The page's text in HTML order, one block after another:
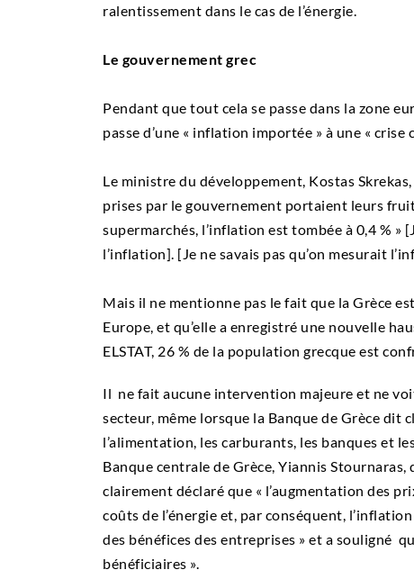
ralentissement dans le cas de l’énergie.
Le gouvernement grec
Pendant que tout cela se passe dans la zone
passe d’une « inflation importée » à une «
Le ministre du développement, Kostas
prises par le gouvernement portaient leurs
supermarchés, l’inflation est tombée à 0,4 % »
l’inflation]. [Je ne savais pas qu’on mesurait
Mais il ne mentionne pas le fait que la Grèce
Europe, et qu’elle a enregistré une nouvelle
ELSTAT, 26 % de la population grecque est
Il ne fait aucune intervention majeure et ne
secteur, même lorsque la Banque de Grèce dit
l’alimentation, les carburants, les banques et
Banque centrale de Grèce, Yiannis
clairement déclaré que « l’augmentation des
coûts de l’énergie et, par conséquent,
des bénéfices des entreprises » et a souligné
bénéficiaires ».